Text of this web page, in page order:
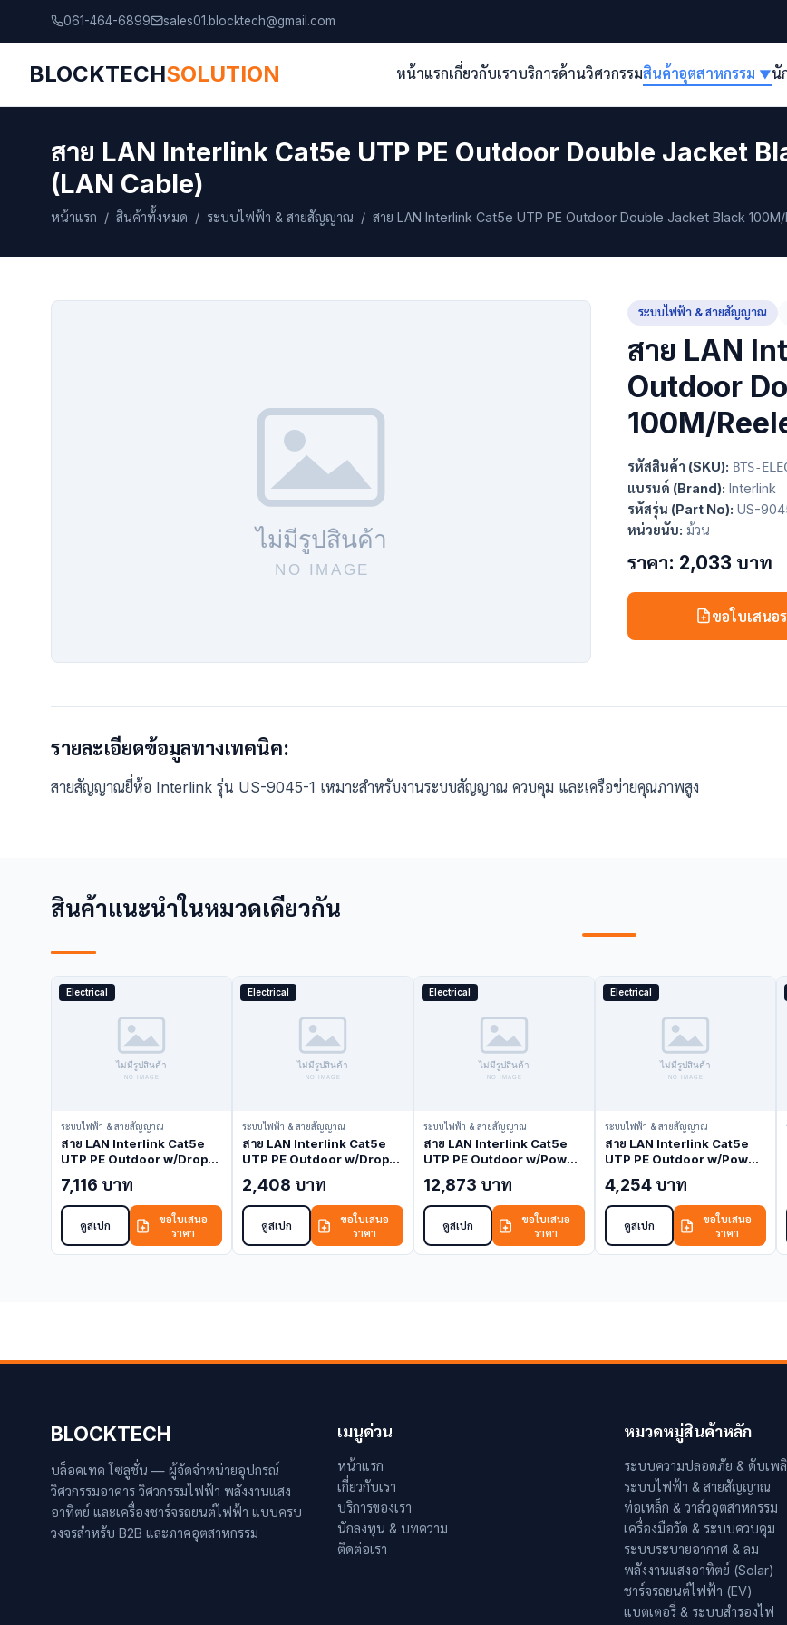
061-464-6899 sales01.blocktech@gmail.com
BLOCKTECHSOLUTION หน้าแรกเกี่ยวกับเราบริการด้านวิศวกรรมสินค้าอุตสาหกรรม ▼นั
สาย LAN Interlink Cat5e UTP PE Outdoor Double Jacket
(LAN Cable)
หน้าแรก / สินค้าทั้งหมด / ระบบไฟฟ้า & สายสัญญาณ / สาย LAN Interlink Cat5e UTP PE Outdoor Double Jacket Black
ระบบไฟฟ้า & สายสัญญาณ
สาย LAN
Outdoor
100M/
รหัสสินค้า (SKU): BTS-
แบรนด์ (Brand): Interlink
รหัสรุ่น (Part No): US-
หน่วยนับ: ม้วน
ราคา: 2,033 บาท
ขอใบเสนอ
รายละเอียดข้อมูลทางเทคนิค:
สายสัญญาณยี่ห้อ Interlink รุ่น US-9045-1 เหมาะสำหรับงานระบบสัญญาณ ควบคุม และเครือข่ายคุณภาพสูง
สินค้าแนะนำในหมวดเดียวกัน
Electrical
ระบบไฟฟ้า & สายสัญญาณ
สาย LAN Interlink Cat5e
UTP PE Outdoor w/Drop
9015M (LAN Cable)
7,116 บาท
ดูสเปก
ขอใบเสนอ
ราคา
Electrical
ระบบไฟฟ้า & สายสัญญาณ
สาย LAN Interlink Cat5e
UTP PE Outdoor w/Drop
9015M-1 (LAN Cable)
2,408 บาท
ดูสเปก
ขอใบเสนอ
ราคา
Electrical
ระบบไฟฟ้า & สายสัญญาณ
สาย LAN Interlink Cat5e
UTP PE Outdoor w/Power
9015PW (LAN Cable)
12,873 บาท
ดูสเปก
ขอใบเสนอ
ราคา
Electrical
ระบบไฟฟ้า & สายสัญญาณ
สาย LAN Interlink Cat5e
UTP PE Outdoor w/Power
9015PW-1 (LAN Cable)
4,254 บาท
ดูสเปก
ขอใบเสนอ
ราคา
BLOCKTECH
บล็อคเทค โซลูชั่น — ผู้จัดจำหน่ายอุปกรณ์
วิศวกรรมอาคาร วิศวกรรมไฟฟ้า พลังงานแสง
อาทิตย์ และเครื่องชาร์จรถยนต์ไฟฟ้า แบบครบ
วงจรสำหรับ B2B และภาคอุตสาหกรรม
เมนูด่วน
หน้าแรก
เกี่ยวกับเรา
บริการของเรา
นักลงทุน & บทความ
ติดต่อเรา
หมวดหมู่สินค้าหลัก
ระบบความปลอดภัย & ดับเพ
ระบบไฟฟ้า & สายสัญญาณ
ท่อเหล็ก & วาล์วอุตสาหกรรม
เครื่องมือวัด & ระบบควบคุม
ระบบระบายอากาศ & ลม
พลังงานแสงอาทิตย์ (Solar)
ชาร์จรถยนต์ไฟฟ้า (EV)
แบตเตอรี่ & ระบบสำรองไฟ